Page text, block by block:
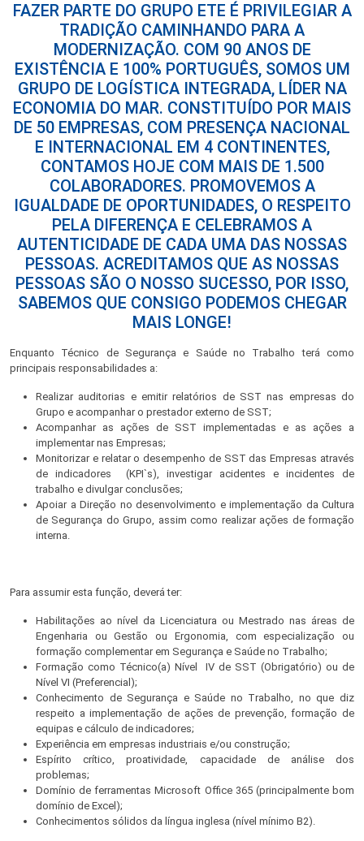
FAZER PARTE DO GRUPO ETE É PRIVILEGIAR A
TRADIÇÃO CAMINHANDO PARA A
MODERNIZAÇÃO. COM 90 ANOS DE
EXISTÊNCIA E 100% PORTUGUÊS, SOMOS UM
GRUPO DE LOGÍSTICA INTEGRADA, LÍDER NA
ECONOMIA DO MAR. CONSTITUÍDO POR MAIS
DE 50 EMPRESAS, COM PRESENÇA NACIONAL
E INTERNACIONAL EM 4 CONTINENTES,
CONTAMOS HOJE COM MAIS DE 1.500
COLABORADORES. PROMOVEMOS A
IGUALDADE DE OPORTUNIDADES, O RESPEITO
PELA DIFERENÇA E CELEBRAMOS A
AUTENTICIDADE DE CADA UMA DAS NOSSAS
PESSOAS. ACREDITAMOS QUE AS NOSSAS
PESSOAS SÃO O NOSSO SUCESSO, POR ISSO,
SABEMOS QUE CONSIGO PODEMOS CHEGAR
MAIS LONGE!
Enquanto Técnico de Segurança e Saúde no Trabalho terá como
principais responsabilidades a:
Realizar auditorias e emitir relatórios de SST nas empresas do
Grupo e acompanhar o prestador externo de SST;
Acompanhar as ações de SST implementadas e as ações a
implementar nas Empresas;
Monitorizar e relatar o desempenho de SST das Empresas através
de indicadores (KPI`s), investigar acidentes e incidentes de
trabalho e divulgar conclusões;
Apoiar a Direção no desenvolvimento e implementação da Cultura
de Segurança do Grupo, assim como realizar ações de formação
interna.
Para assumir esta função, deverá ter:
Habilitações ao nível da Licenciatura ou Mestrado nas áreas de
Engenharia ou Gestão ou Ergonomia, com especialização ou
formação complementar em Segurança e Saúde no Trabalho;
Formação como Técnico(a) Nível IV de SST (Obrigatório) ou de
Nível VI (Preferencial);
Conhecimento de Segurança e Saúde no Trabalho, no que diz
respeito a implementação de ações de prevenção, formação de
equipas e cálculo de indicadores;
Experiência em empresas industriais e/ou construção;
Espírito crítico, proatividade, capacidade de análise dos
problemas;
Domínio de ferramentas Microsoft Office 365 (principalmente bom
domínio de Excel);
Conhecimentos sólidos da língua inglesa (nível mínimo B2).